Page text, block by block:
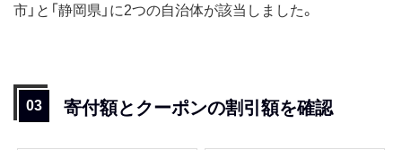
市」と「静岡県」に2つの自治体が該当しました。
寄付額とクーポンの割引額を確認